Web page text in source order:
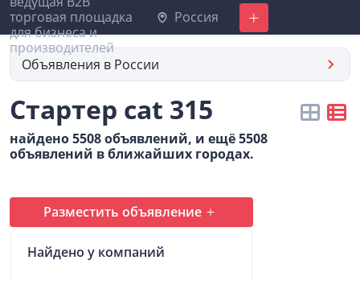
Россия Добавить
Объявления в России
Стартер cat 315
найдено 5508 объявлений, и ещё 5508
объявлений в ближайших городах.
Разместить объявление
Найдено у компаний